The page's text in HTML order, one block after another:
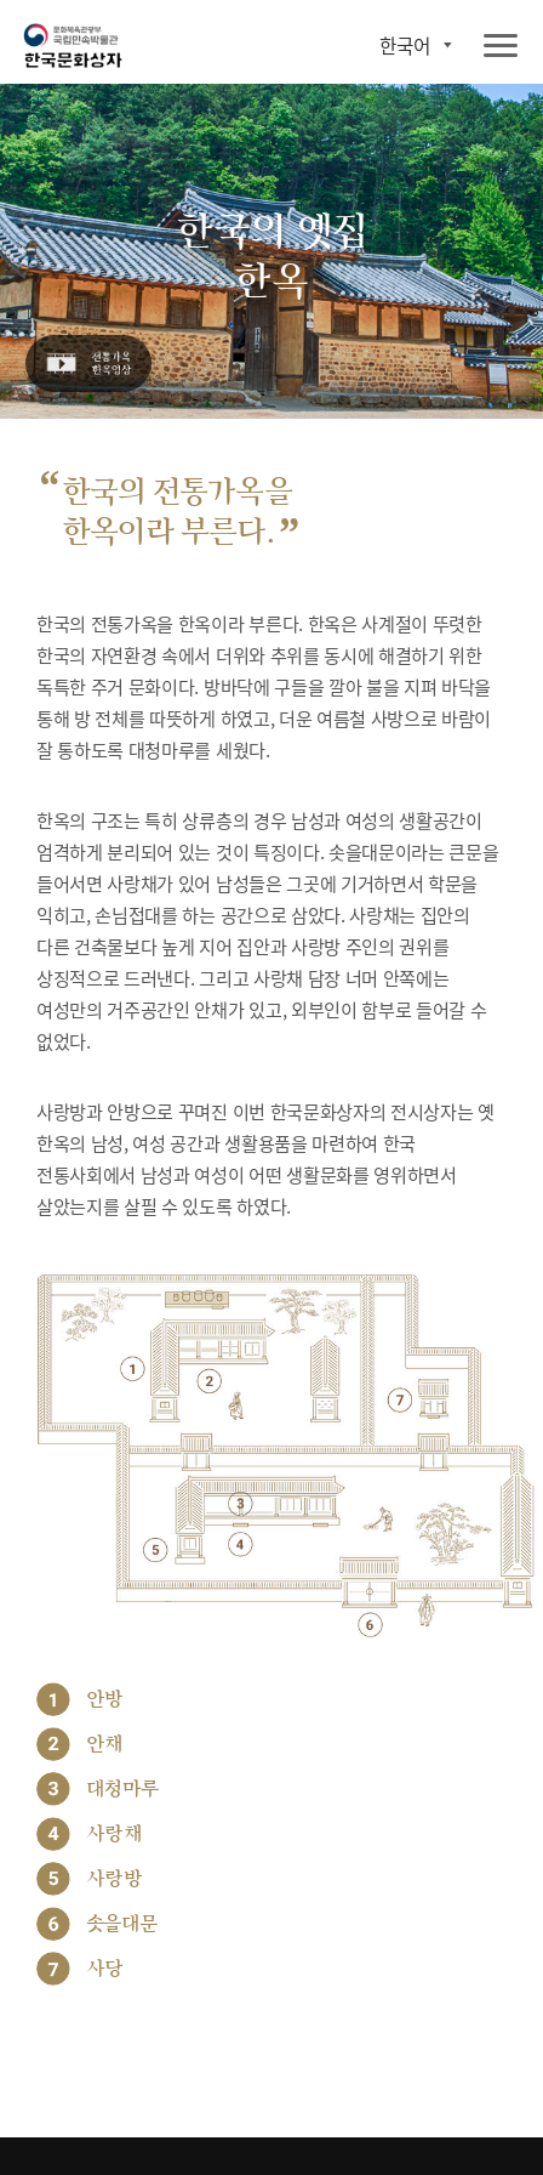
한국어
한국의 옛집
한옥
“한국의 전통가옥을
한옥이라 부른다. ”
한국의 전통가옥을 한옥이라 부른다. 한옥은 사계절이 뚜렷한
한국의 자연환경 속에서 더위와 추위를 동시에 해결하기 위한
독특한 주거 문화이다. 방바닥에 구들을 깔아 불을 지펴 바닥을
통해 방 전체를 따뜻하게 하였고, 더운 여름철 사방으로 바람이
잘 통하도록 대청마루를 세웠다.
한옥의 구조는 특히 상류층의 경우 남성과 여성의 생활공간이
엄격하게 분리되어 있는 것이 특징이다. 솟을대문이라는 큰문을
들어서면 사랑채가 있어 남성들은 그곳에 기거하면서 학문을
익히고, 손님접대를 하는 공간으로 삼았다. 사랑채는 집안의
다른 건축물보다 높게 지어 집안과 사랑방 주인의 권위를
상징적으로 드러낸다. 그리고 사랑채 담장 너머 안쪽에는
여성만의 거주공간인 안채가 있고, 외부인이 함부로 들어갈 수
없었다.
사랑방과 안방으로 꾸며진 이번 한국문화상자의 전시상자는 옛
한옥의 남성, 여성 공간과 생활용품을 마련하여 한국
전통사회에서 남성과 여성이 어떤 생활문화를 영위하면서
살았는지를 살필 수 있도록 하였다.
1 안방
2 안채
3 대청마루
4 사랑채
5 사랑방
6 솟을대문
7 사당